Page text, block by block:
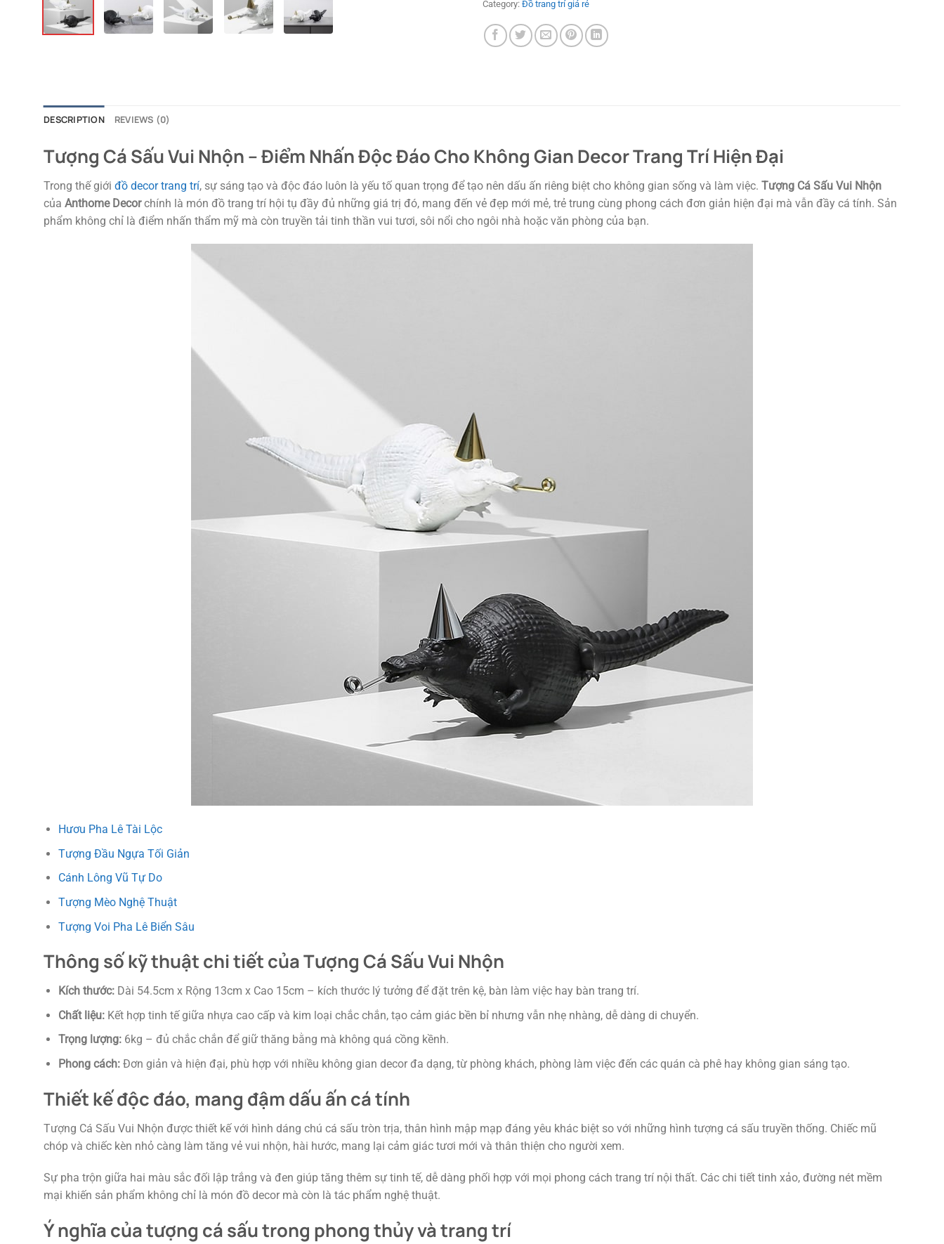
Category: Đồ trang trí giá rẻ
DESCRIPTION REVIEWS (0)
Tượng Cá Sấu Vui Nhộn – Điểm Nhấn Độc Đáo Cho Không Gian Decor Trang Trí Hiện Đại
Trong thế giới đồ decor trang trí, sự sáng tạo và độc đáo luôn là yếu tố quan trọng để tạo nên dấu ấn riêng biệt cho không gian sống và làm việc. Tượng Cá Sấu Vui Nhộn
của Anthome Decorchính là món đồ trang trí hội tụ đầy đủ những giá trị đó, mang đến vẻ đẹp mới mẻ, trẻ trung cùng phong cách đơn giản hiện đại mà vẫn đầy cá tính. Sản
phẩm không chỉ là điểm nhấn thẩm mỹ mà còn truyền tải tinh thần vui tươi, sôi nổi cho ngôi nhà hoặc văn phòng của bạn.
Hươu Pha Lê Tài Lộc
Tượng Đầu Ngựa Tối Giản
Cánh Lông Vũ Tự Do
Tượng Mèo Nghệ Thuật
Tượng Voi Pha Lê Biển Sâu
Thông số kỹ thuật chi tiết của Tượng Cá Sấu Vui Nhộn
Kích thước:Dài 54.5cm x Rộng 13cm x Cao 15cm – kích thước lý tưởng để đặt trên kệ, bàn làm việc hay bàn trang trí.
Chất liệu:Kết hợp tinh tế giữa nhựa cao cấp và kim loại chắc chắn, tạo cảm giác bền bỉ nhưng vẫn nhẹ nhàng, dễ dàng di chuyển.
Trọng lượng:6kg – đủ chắc chắn để giữ thăng bằng mà không quá cồng kềnh.
Phong cách:Đơn giản và hiện đại, phù hợp với nhiều không gian decor đa dạng, từ phòng khách, phòng làm việc đến các quán cà phê hay không gian sáng tạo.
Thiết kế độc đáo, mang đậm dấu ấn cá tính
Tượng Cá Sấu Vui Nhộn được thiết kế với hình dáng chú cá sấu tròn trịa, thân hình mập mạp đáng yêu khác biệt so với những hình tượng cá sấu truyền thống. Chiếc mũ
chóp và chiếc kèn nhỏ càng làm tăng vẻ vui nhộn, hài hước, mang lại cảm giác tươi mới và thân thiện cho người xem.
Sự pha trộn giữa hai màu sắc đối lập trắng và đen giúp tăng thêm sự tinh tế, dễ dàng phối hợp với mọi phong cách trang trí nội thất. Các chi tiết tinh xảo, đường nét mềm
mại khiến sản phẩm không chỉ là món đồ decor mà còn là tác phẩm nghệ thuật.
Ý nghĩa của tượng cá sấu trong phong thủy và trang trí